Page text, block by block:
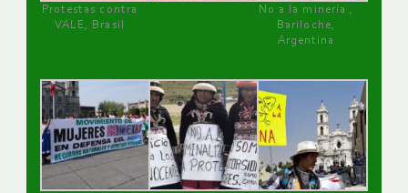
Protestas contra
VALE, Brasil
No a la minería ,
Bariloche,
Argentina